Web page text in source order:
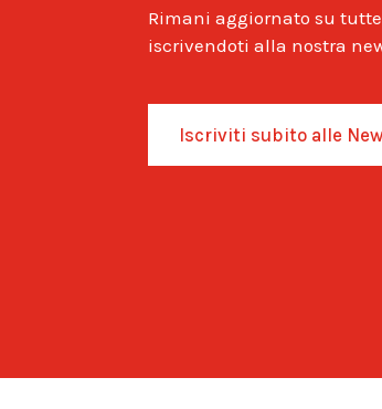
Rimani aggiornato su
iscrivendoti alla nostra
Iscriviti subito alle